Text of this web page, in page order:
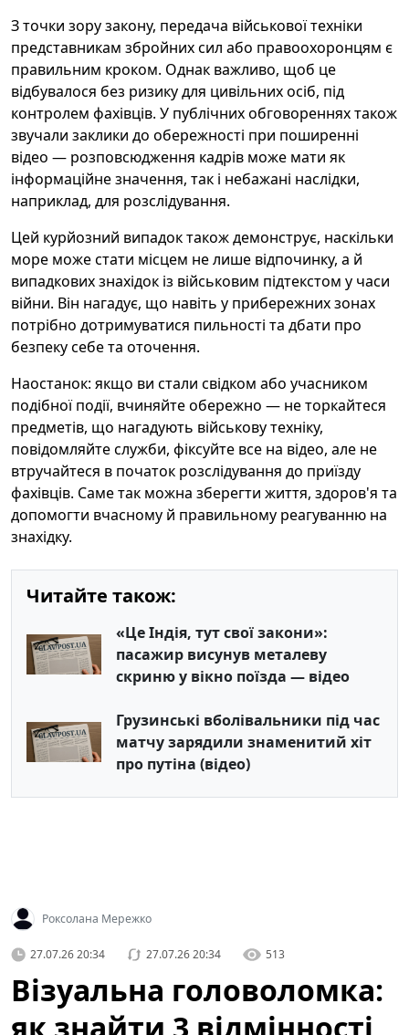
З точки зору закону, передача військової техніки
представникам збройних сил або правоохоронцям є
правильним кроком. Однак важливо, щоб це
відбувалося без ризику для цивільних осіб, під
контролем фахівців. У публічних обговореннях також
звучали заклики до обережності при поширенні
відео — розповсюдження кадрів може мати як
інформаційне значення, так і небажані наслідки,
наприклад, для розслідування.
Цей курйозний випадок також демонструє, наскільки
море може стати місцем не лише відпочинку, а й
випадкових знахідок із військовим підтекстом у часи
війни. Він нагадує, що навіть у прибережних зонах
потрібно дотримуватися пильності та дбати про
безпеку себе та оточення.
Наостанок: якщо ви стали свідком або учасником
подібної події, вчиняйте обережно — не торкайтеся
предметів, що нагадують військову техніку,
повідомляйте служби, фіксуйте все на відео, але не
втручайтеся в початок розслідування до приїзду
фахівців. Саме так можна зберегти життя, здоров'я та
допомогти вчасному й правильному реагуванню на
знахідку.
Читайте також:
«Це Індія, тут свої закони»:
пасажир висунув металеву
скриню у вікно поїзда — відео
Грузинські вболівальники під час
матчу зарядили знаменитий хіт
про путіна (відео)
Роксолана Мережко
27.07.26 20:34 27.07.26 20:34 513
Візуальна головоломка: